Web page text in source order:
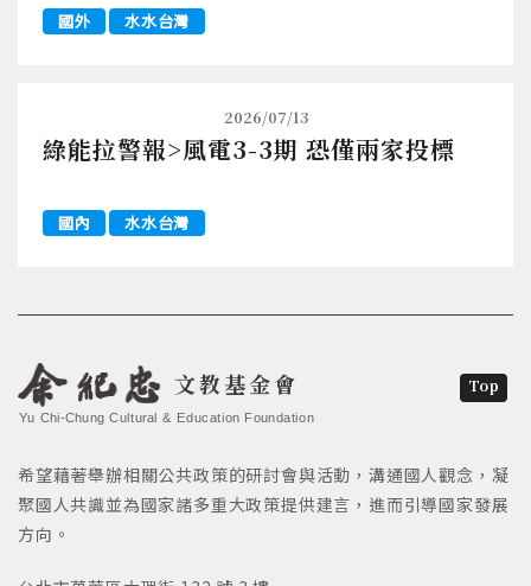
國外 水水台灣
2026/07/13
綠能拉警報>風電3-3期 恐僅兩家投標
國內 水水台灣
文教基金會
Yu Chi-Chung Cultural & Education Foundation
希望藉著舉辦相關公共政策的研討會與活動，溝通國人觀念，凝
聚國人共識並為國家諸多重大政策提供建言，進而引導國家發展
方向。
Top